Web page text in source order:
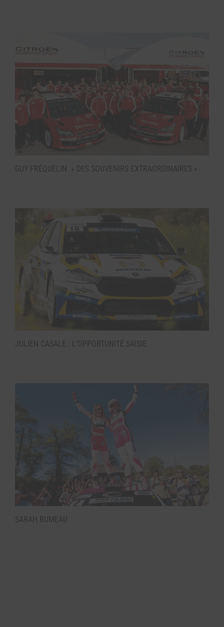
GUY FRÉQUELIN » DES SOUVENIRS EXTRAORDINAIRES «
JULIEN CASALE : L’OPPORTUNITÉ SAISIE
SARAH RUMEAU